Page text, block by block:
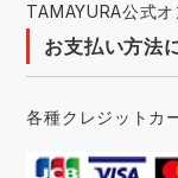
TAMAYURA公式
お支払い方法
各種クレジットカ